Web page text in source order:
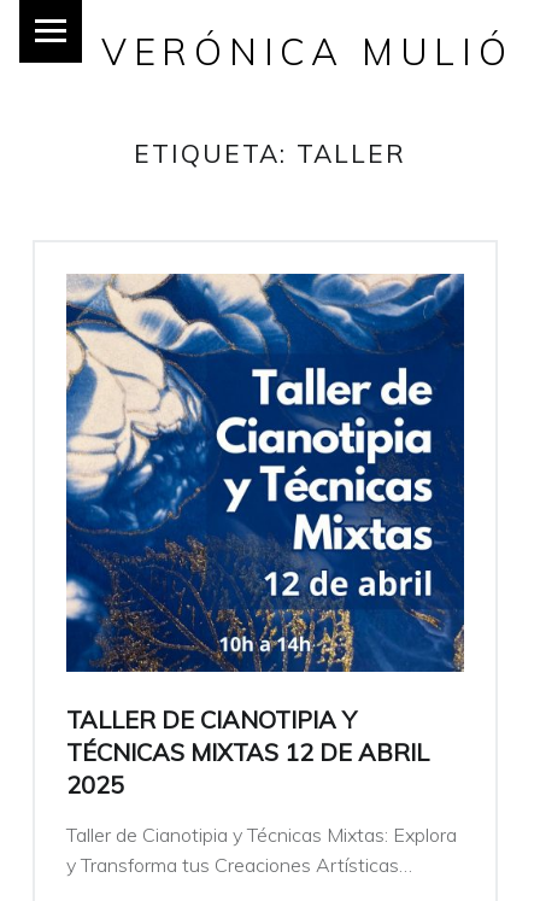
VERÓNICA MULIÓ
ETIQUETA: TALLER
TALLER DE CIANOTIPIA Y
TÉCNICAS MIXTAS 12 DE ABRIL
2025
Taller de Cianotipia y Técnicas Mixtas: Explora
y Transforma tus Creaciones Artísticas…